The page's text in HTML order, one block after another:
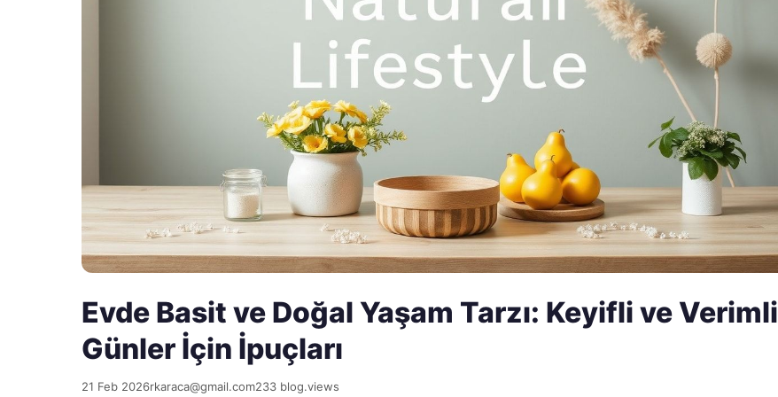
Evde Basit ve Doğal Yaşam Tarzı: Keyifli ve Verimli
Günler İçin İpuçları
21 Feb 2026rkaraca@gmail.com233 blog.views